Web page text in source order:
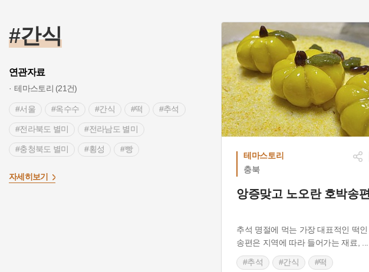
#간식
연관자료
테마스토리 (21건)
#서울 #옥수수 #간식 #떡 #추석
#전라북도 별미 #전라남도 별미
#충청북도 별미 #횡성 #빵
자세히보기
테마스토리
충북
앙증맞고 노오란 호박송편
추석 명절에 먹는 가장 대표적인 떡인
송편은 지역에 따라 들어가는 재료,
#추석 #간식 #떡